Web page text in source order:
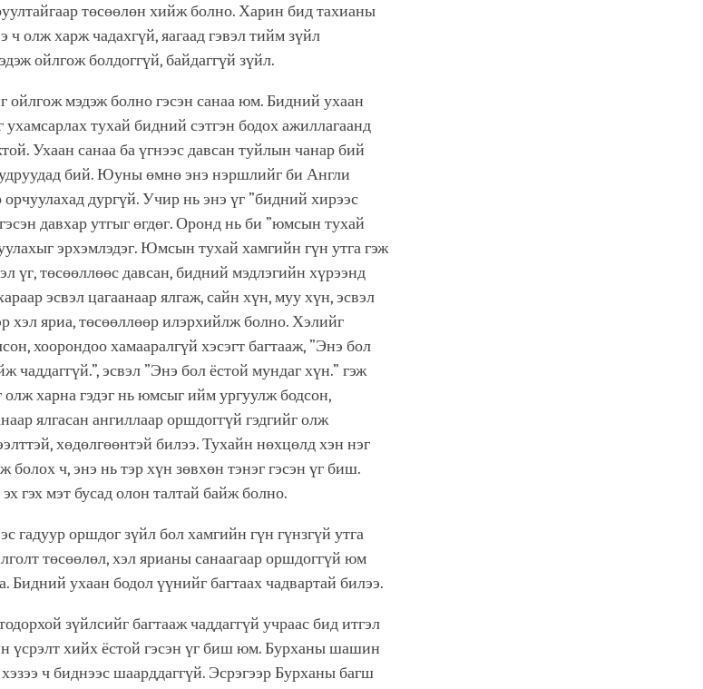
төсөөлөн хийж болно. Харин бид тахианы
ч олж харж чадахгүй, яагаад гэвэл тийм зүйл
ойлгож болдоггүй, байдаггүй зүйл.
ойлгож мэдэж болно гэсэн санаа юм. Бидний ухаан
ухамсарлах тухай бидний сэтгэн бодох ажиллагаанд
Ухаан санаа ба үгнээс давсан туйлын чанар бий
бий. Юуны өмнө энэ нэршлийг би Англи
орчуулахад дургүй. Учир нь энэ үг ”бидний хирээс
давхар утгыг өгдөг. Оронд нь би ”юмсын тухай
эрхэмлэдэг. Юмсын тухай хамгийн гүн утга гэж
үг, төсөөллөөс давсан, бидний мэдлэгийн хүрээнд
эсвэл цагаанаар ялгаж, сайн хүн, муу хүн, эсвэл
хэл яриа, төсөөллөөр илэрхийлж болно. Хэлийг
хоорондоо хамааралгүй хэсэгт багтааж, ”Энэ бол
чаддаггүй.”, эсвэл ”Энэ бол ёстой мундаг хүн.” гэж
олж харна гэдэг нь юмсыг ийм ургуулж бодсон,
ялгасан ангиллаар оршдоггүй гэдгийг олж
хөдөлгөөнтэй билээ. Тухайн нөхцөлд хэн нэг
ч, энэ нь тэр хүн зөвхөн тэнэг гэсэн үг биш.
гэх мэт бусад олон талтай байж болно.
гадуур оршдог зүйл бол хамгийн гүн гүнзгүй утга
төсөөлөл, хэл ярианы санаагаар оршдоггүй юм
Бидний ухаан бодол үүнийг багтаах чадвартай билээ.
зүйлсийг багтааж чаддаггүй учраас бид итгэл
үсрэлт хийх ёстой гэсэн үг биш юм. Бурханы шашин
ч биднээс шаарддаггүй. Эсрэгээр Бурханы багш